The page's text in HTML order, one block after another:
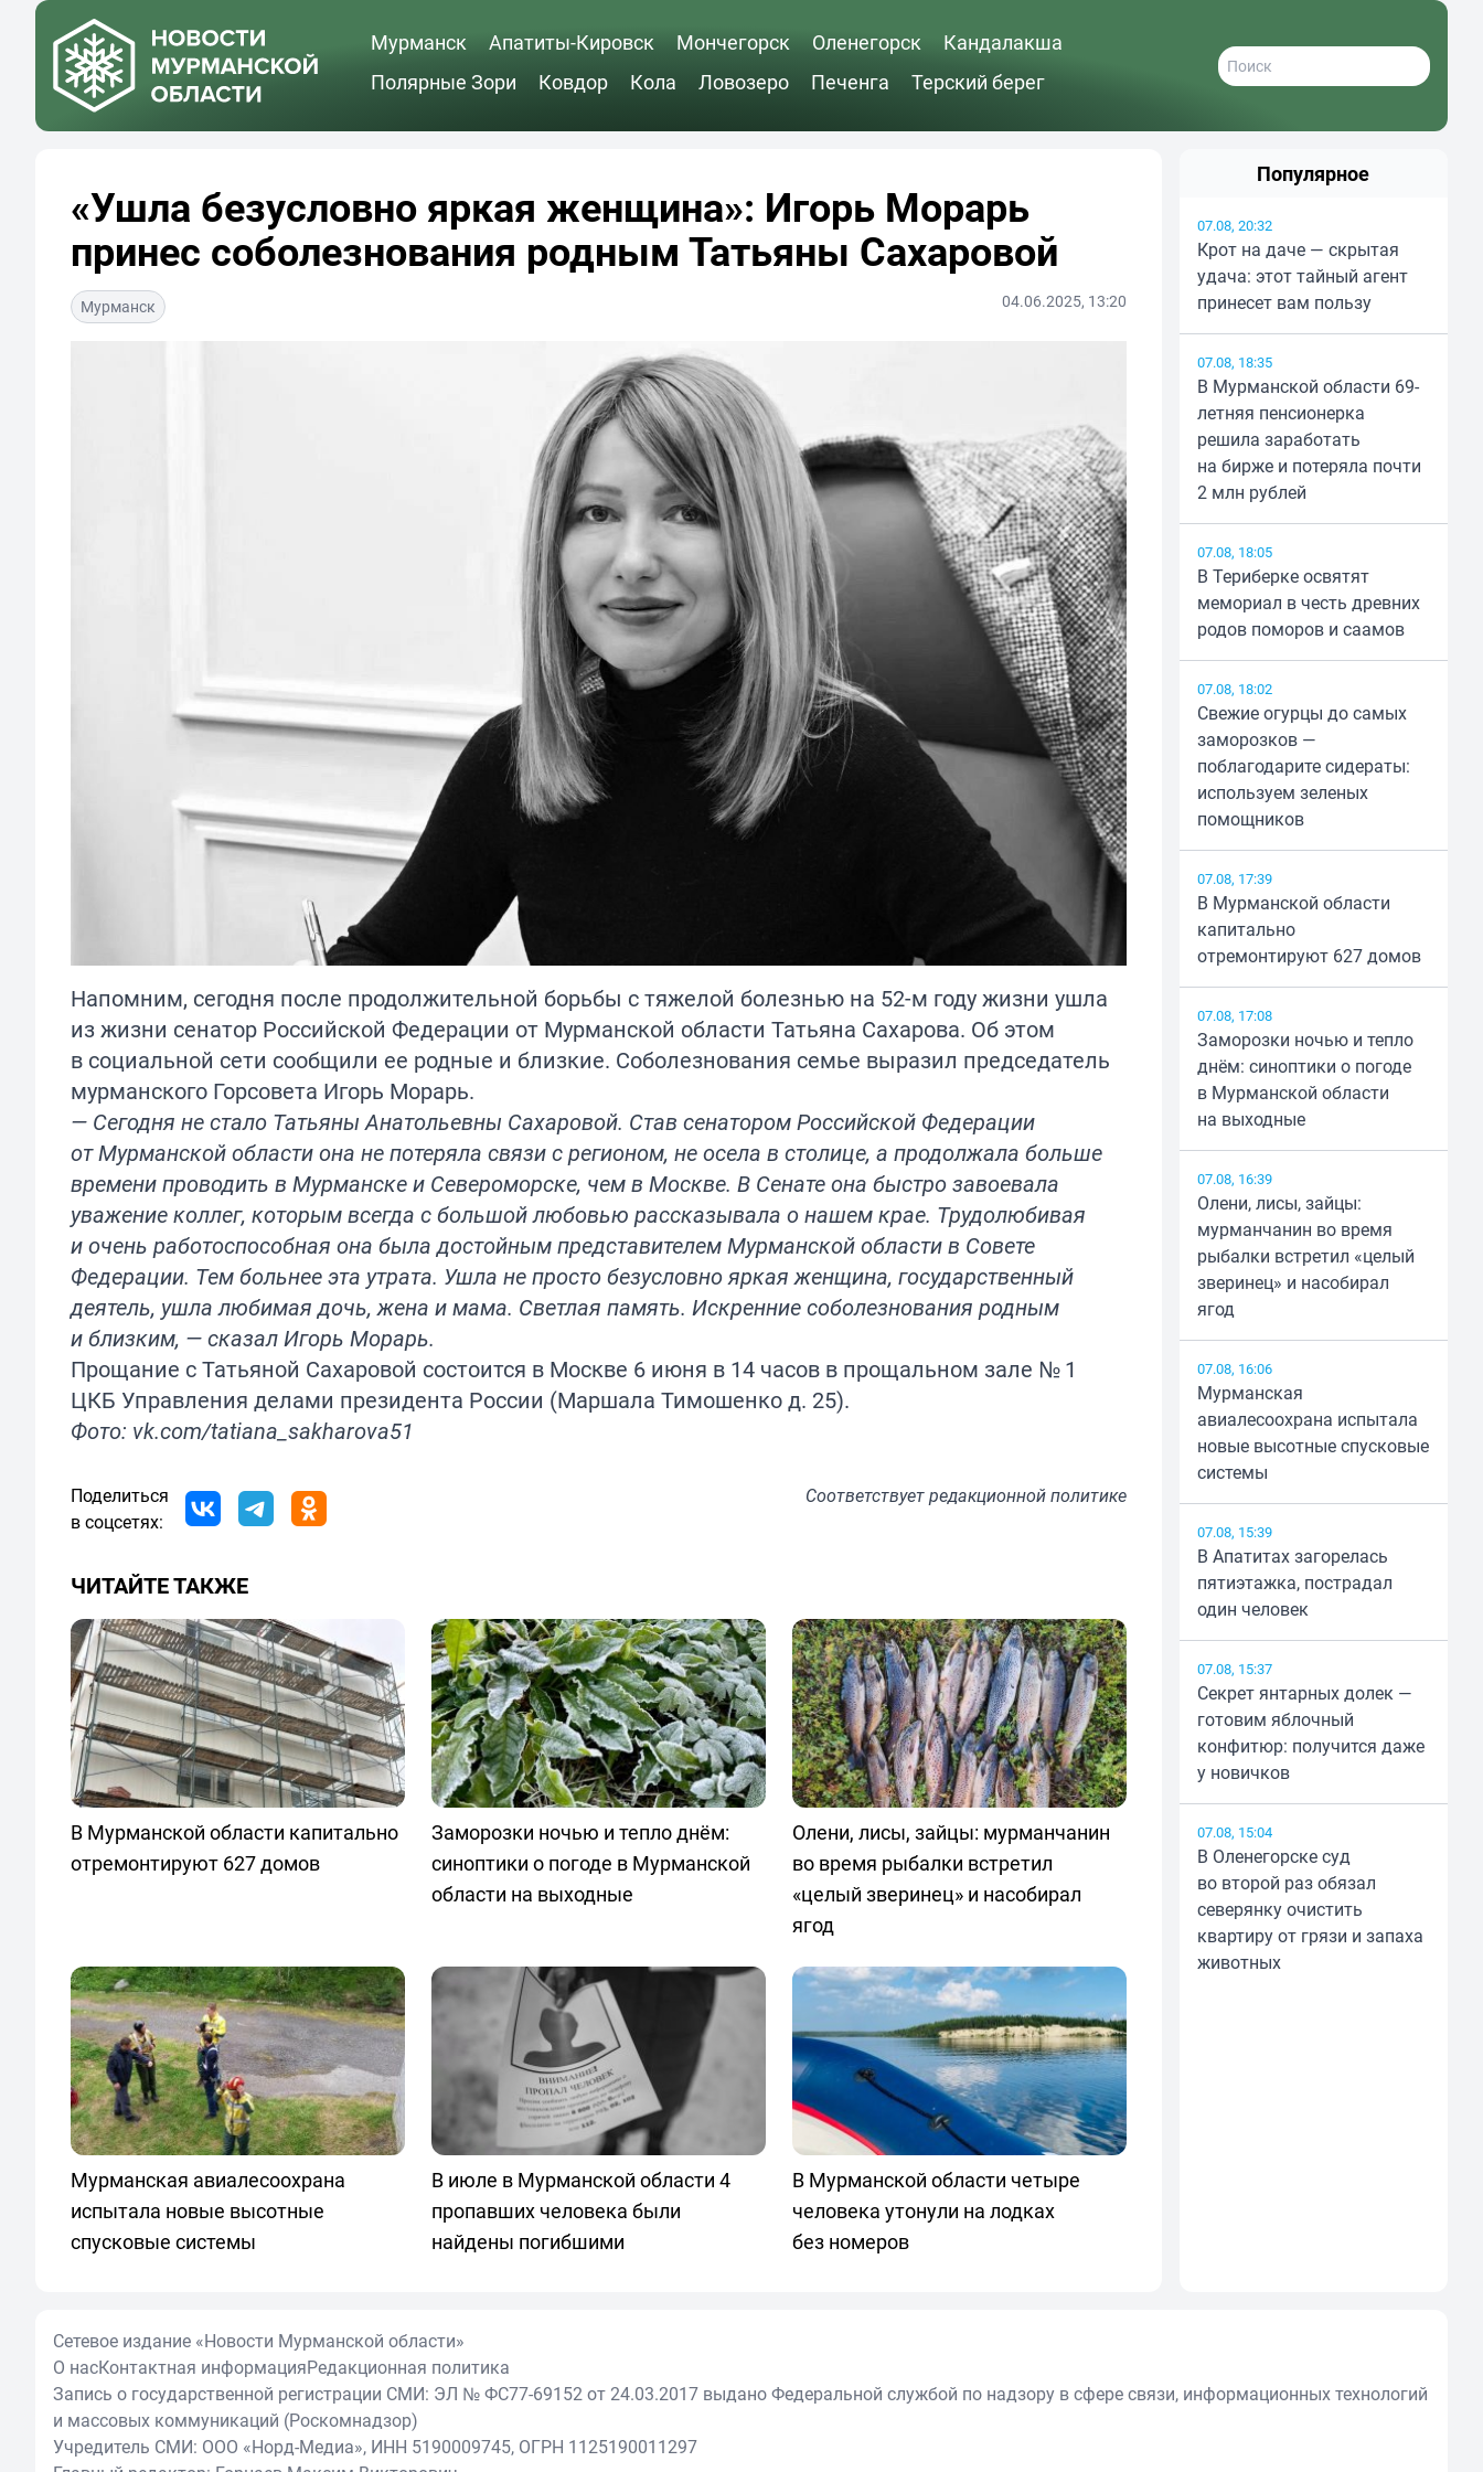
Мурманск Апатиты-Кировск Мончегорск Оленегорск
Кандалакша
Полярные Зори
Ковдор Кола Ловозеро Печенга Терский берег
«Ушла безусловно яркая женщина»: Игорь Морарь
принес соболезнования родным Татьяны Сахаровой
Мурманск 04.06.2025, 13:20
Напомним, сегодня после продолжительной борьбы с тяжелой болезнью на 52-м году жизни ушла
из жизни сенатор Российской Федерации от Мурманской области Татьяна Сахарова. Об этом
в социальной сети сообщили ее родные и близкие. Соболезнования семье выразил председатель
мурманского Горсовета Игорь Морарь.
— Сегодня не стало Татьяны Анатольевны Сахаровой. Став сенатором Российской Федерации
от Мурманской области она не потеряла связи с регионом, не осела в столице, а продолжала больше
времени проводить в Мурманске и Североморске, чем в Москве. В Сенате она быстро завоевала
уважение коллег, которым всегда с большой любовью рассказывала о нашем крае. Трудолюбивая
и очень работоспособная она была достойным представителем Мурманской области в Совете
Федерации. Тем больнее эта утрата. Ушла не просто безусловно яркая женщина, государственный
деятель, ушла любимая дочь, жена и мама. Светлая память. Искренние соболезнования родным
и близким, — сказал Игорь Морарь.
Прощание с Татьяной Сахаровой состоится в Москве 6 июня в 14 часов в прощальном зале № 1
ЦКБ Управления делами президента России (Маршала Тимошенко д. 25).
Фото: vk.com/tatiana_sakharova51
Поделиться
в соцсетях:
Соответствуетредакционной политике
ЧИТАЙТЕ ТАКЖЕ
В Мурманской области капитально
отремонтируют 627 домов
Заморозки ночью и тепло днём:
синоптики о погоде в Мурманской
области на выходные
Олени, лисы, зайцы: мурманчанин
во время рыбалки встретил
«целый зверинец» и насобирал
ягод
Мурманская авиалесоохрана
испытала новые высотные
спусковые системы
В июле в Мурманской области 4
пропавших человека были
найдены погибшими
В Мурманской области четыре
человека утонули на лодках
без номеров
Популярное
07.08, 20:32
Крот на даче — скрытая
удача: этот тайный агент
принесет вам пользу
07.08, 18:35
В Мурманской области 69-
летняя пенсионерка
решила заработать
на бирже и потеряла почти
2 млн рублей
07.08, 18:05
В Териберке освятят
мемориал в честь древних
родов поморов и саамов
07.08, 18:02
Свежие огурцы до самых
заморозков —
поблагодарите сидераты:
используем зеленых
помощников
07.08, 17:39
В Мурманской области
капитально
отремонтируют 627 домов
07.08, 17:08
Заморозки ночью и тепло
днём: синоптики о погоде
в Мурманской области
на выходные
07.08, 16:39
Олени, лисы, зайцы:
мурманчанин во время
рыбалки встретил «целый
зверинец» и насобирал
ягод
07.08, 16:06
Мурманская
авиалесоохрана испытала
новые высотные спусковые
системы
07.08, 15:39
В Апатитах загорелась
пятиэтажка, пострадал
один человек
07.08, 15:37
Секрет янтарных долек —
готовим яблочный
конфитюр: получится даже
у новичков
07.08, 15:04
В Оленегорске суд
во второй раз обязал
северянку очистить
квартиру от грязи и запаха
животных
Сетевое издание «Новости Мурманской области»
О насКонтактная информацияРедакционная политика
Запись о государственной регистрации СМИ: ЭЛ № ФС77-69152 от 24.03.2017 выдано Федеральной службой по надзору в сфере связи, информационных технологий
и массовых коммуникаций (Роскомнадзор)
Учредитель СМИ: ООО «Норд-Медиа», ИНН 5190009745, ОГРН 1125190011297